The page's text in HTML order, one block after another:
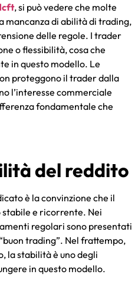
, si può vedere che molte
mancanza di abilità di trading,
delle regole. I trader
o flessibilità, cosa che
in questo modello. Le
proteggono il trader dalla
l’interesse commerciale
fondamentale che
del reddito
è la convinzione che il
e ricorrente. Nei
regolari sono presentati
trading”. Nel frattempo,
la stabilità è uno degli
in questo modello.